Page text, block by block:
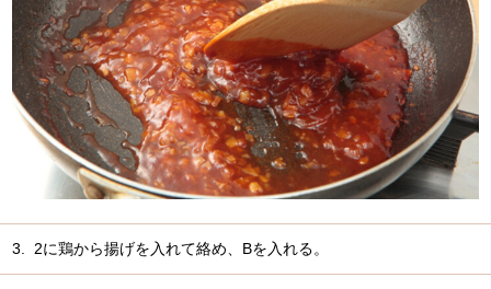
3. 2に鶏から揚げを入れて絡め、Bを入れる。